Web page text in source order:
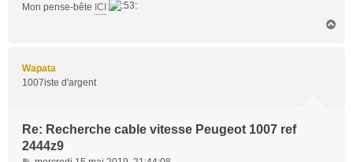
Mon pense-bête ICI
Wapata
1007iste d'argent
Re: Recherche cable vitesse Peugeot 1007 ref
2444z9